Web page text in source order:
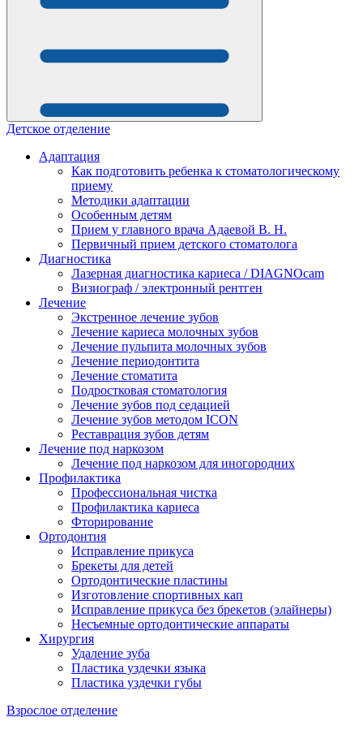
Детское отделение
Адаптация
Как подготовить ребенка к стоматологическому
приему
Методики адаптации
Особенным детям
Прием у главного врача Адаевой В. Н.
Первичный прием детского стоматолога
Диагностика
Лазерная диагностика кариеса / DIAGNOcam
Визиограф / электронный рентген
Лечение
Экстренное лечение зубов
Лечение кариеса молочных зубов
Лечение пульпита молочных зубов
Лечение периодонтита
Лечение стоматита
Подростковая стоматология
Лечение зубов под седацией
Лечение зубов методом ICON
Реставрация зубов детям
Лечение под наркозом
Лечение под наркозом для иногородних
Профилактика
Профессиональная чистка
Профилактика кариеса
Фторирование
Ортодонтия
Исправление прикуса
Брекеты для детей
Ортодонтические пластины
Изготовление спортивных кап
Исправление прикуса без брекетов (элайнеры)
Несъемные ортодонтические аппараты
Хирургия
Удаление зуба
Пластика уздечки языка
Пластика уздечки губы
Взрослое отделение